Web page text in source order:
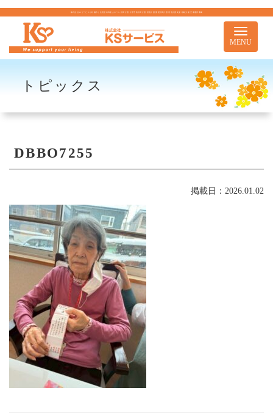
株式会社KSサービス｜札幌市｜住宅型有料老人ホーム 訪問介護 介護予防訪問介護 居宅介護 重度訪問介護 居宅介護支援 移動支援 児童通所事業
Toggle
MENU
トピックス
DBBO7255
掲載日：2026.01.02